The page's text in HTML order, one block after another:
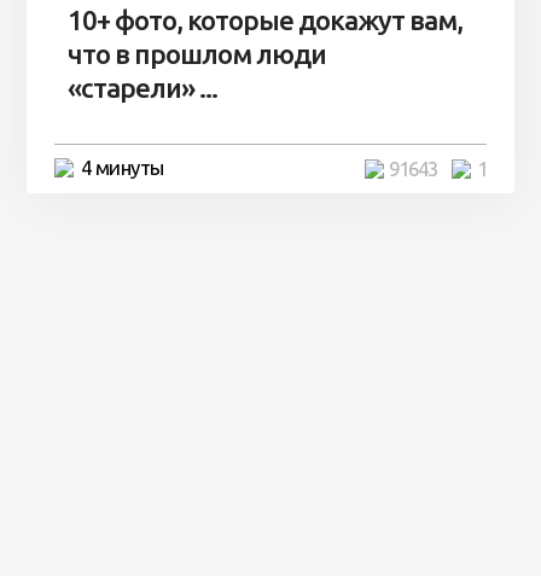
10+ фото, которые докажут вам,
что в прошлом люди
«старели» ...
4 минуты 1
91643